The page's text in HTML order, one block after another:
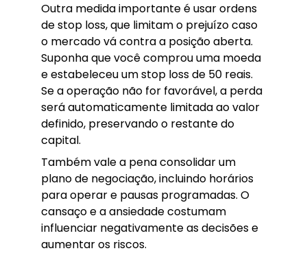
Outra medida importante é usar ordens
de stop loss, que limitam o prejuízo caso
o mercado vá contra a posição aberta.
Suponha que você comprou uma moeda
e estabeleceu um stop loss de 50 reais.
Se a operação não for favorável, a perda
será automaticamente limitada ao valor
definido, preservando o restante do
capital.
Também vale a pena consolidar um
plano de negociação, incluindo horários
para operar e pausas programadas. O
cansaço e a ansiedade costumam
influenciar negativamente as decisões e
aumentar os riscos.